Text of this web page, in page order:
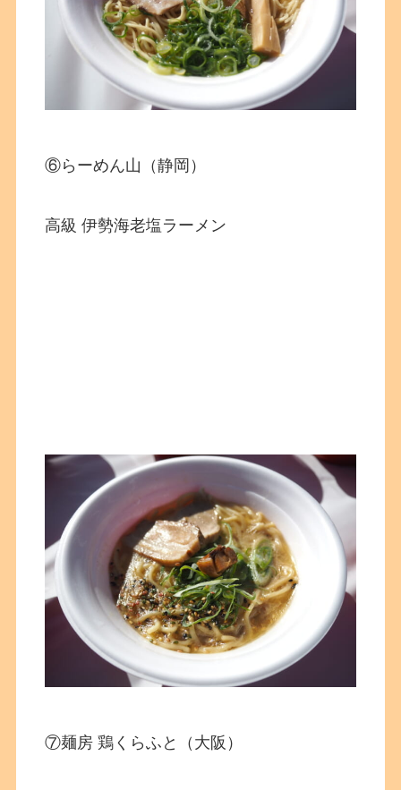
⑥らーめん山（静岡）
高級 伊勢海老塩ラーメン
⑦麺房 鶏くらふと（大阪）